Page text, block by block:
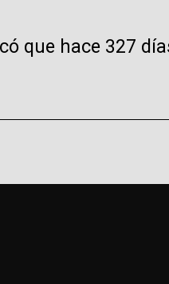
que hace 327